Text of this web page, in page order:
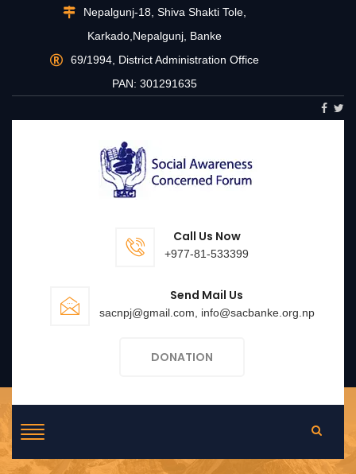
Nepalgunj-18, Shiva Shakti Tole,
Karkado,Nepalgunj, Banke
69/1994, District Administration Office
PAN: 301291635
Call Us Now
+977-81-533399
Send Mail Us
sacnpj@gmail.com, info@sacbanke.org.np
DONATION